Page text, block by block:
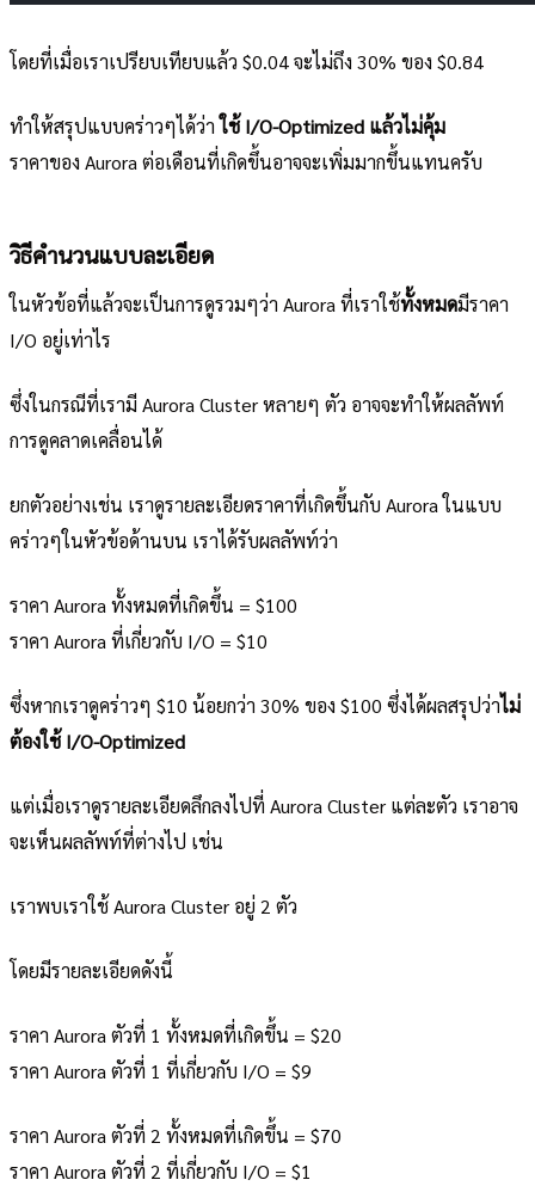
โดยที่เมื่อเราเปรียบเทียบแล้ว $0.04 จะไม่ถึง 30% ของ $0.84
ทำให้สรุปแบบคร่าวๆได้ว่าใช้ I/O-Optimized แล้วไม่คุ้ม
ราคาของ Aurora ต่อเดือนที่เกิดขึ้นอาจจะเพิ่มมากขึ้นแทนครับ
วิธีคำนวนแบบละเอียด
ในหัวข้อที่แล้วจะเป็นการดูรวมๆว่า Aurora ที่เราใช้ทั้งหมดมีราคา
I/O อยู่เท่าไร
ซึ่งในกรณีที่เรามี Aurora Cluster หลายๆ ตัว อาจจะทำให้ผลลัพท์
การดูคลาดเคลื่อนได้
ยกตัวอย่างเช่น เราดูรายละเอียดราคาที่เกิดขึ้นกับ Aurora ในแบบ
คร่าวๆในหัวข้อด้านบน เราได้รับผลลัพท์ว่า
ราคา Aurora ทั้งหมดที่เกิดขึ้น = $100
ราคา Aurora ที่เกี่ยวกับ I/O = $10
ซึ่งหากเราดูคร่าวๆ $10 น้อยกว่า 30% ของ $100 ซึ่งได้ผลสรุปว่าไม่
ต้องใช้ I/O-Optimized
แต่เมื่อเราดูรายละเอียดลึกลงไปที่ Aurora Cluster แต่ละตัว เราอาจ
จะเห็นผลลัพท์ที่ต่างไป เช่น
เราพบเราใช้ Aurora Cluster อยู่ 2 ตัว
โดยมีรายละเอียดดังนี้
ราคา Aurora ตัวที่ 1 ทั้งหมดที่เกิดขึ้น = $20
ราคา Aurora ตัวที่ 1 ที่เกี่ยวกับ I/O = $9
ราคา Aurora ตัวที่ 2 ทั้งหมดที่เกิดขึ้น = $70
ราคา Aurora ตัวที่ 2 ที่เกี่ยวกับ I/O = $1